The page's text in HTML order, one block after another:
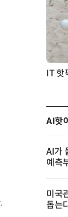
IT 핫
AI핫
AI가
예측
미국
돕는